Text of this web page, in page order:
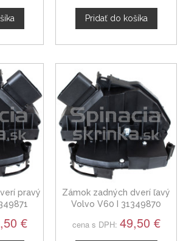
Pridať do košíka
pravý
€
Zámok zadných dverí ľavý
Volvo V60 I 31349870
cena s DPH: 49,50 €